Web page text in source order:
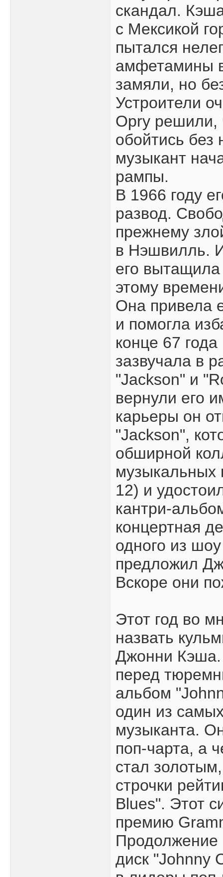
скандал.
с Мексикой
пытался
амфетамины
замяли, но
Устроители
Opry решили,
обойтись без
музыкант
рампы.
В 1966 году
развод.
прежнему
в Нэшвилль.
его
этому
Она привела
и помогла
конце 67
зазвучала в
"Jackson" и
вернули его
карьеры он
"Jackson",
обширной
музыкальных
12) и
кантри-
концертная
одного из
предложил
Вскоре они
Этот год во
назвать
Джонни Кэша.
перед
альбом
один из
музыканта.
поп-чарта, а
стал
строчки
Blues". Этот
премию
Продолжение
диск "Johnny